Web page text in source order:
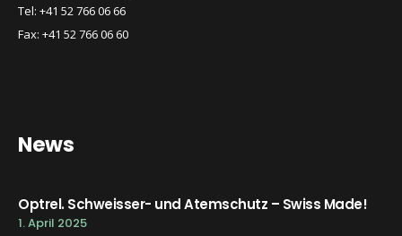
Tel: +41 52 766 06 66
Fax: +41 52 766 06 60
News
Optrel. Schweisser- und Atemschutz – Swiss Made!
1. April 2025